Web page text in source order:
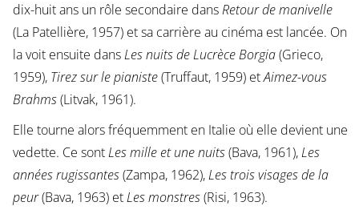
dix-huit ans un rôle secondaire dansRetour de manivelle
(La Patellière, 1957) et sa carrière au cinéma est lancée. On
la voit ensuite dansLes nuits de Lucrèce Borgia(Grieco,
1959), Tirez sur le pianiste(Truffaut, 1959) etAimez-vous
Brahms(Litvak, 1961).
Elle tourne alors fréquemment en Italie où elle devient une
vedette. Ce sontLes mille et une nuits(Bava, 1961),Les
années rugissantes(Zampa, 1962),Les trois visages de la
peur(Bava, 1963) etLes monstres(Risi, 1963).